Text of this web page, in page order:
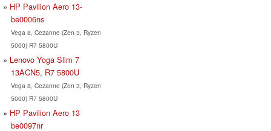
HP Pavilion Aero 13-
be0006ns
Vega 8, Cezanne (Zen 3, Ryzen
5000) R7 5800U
Lenovo Yoga Slim 7
13ACN5, R7 5800U
Vega 8, Cezanne (Zen 3, Ryzen
5000) R7 5800U
HP Pavilion Aero 13
be0097nr